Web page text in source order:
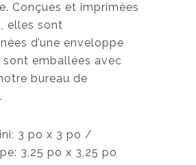
Conçues et imprimées
elles sont
d’une enveloppe
sont emballées avec
bureau de
3 po x 3 po /
3,25 po x 3,25 po